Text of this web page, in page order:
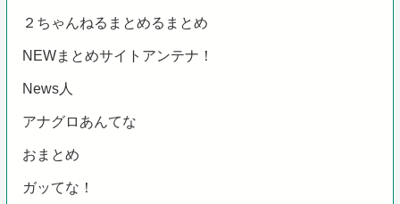
２ちゃんねるまとめるまとめ
NEWまとめサイトアンテナ！
News人
アナグロあんてな
おまとめ
ガッてな！